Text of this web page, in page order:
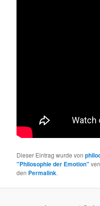
Dieser Eintrag wurde von
"Philosophie der Emotion"
den Permalink.